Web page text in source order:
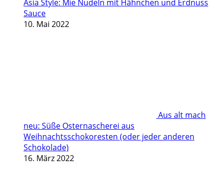
Asia Style: Mie Nudeln mit Hähnchen und Erdnuss
Sauce
10. Mai 2022
Aus alt mach
neu: Süße Osternascherei aus
Weihnachtsschokoresten (oder jeder anderen
Schokolade)
16. März 2022